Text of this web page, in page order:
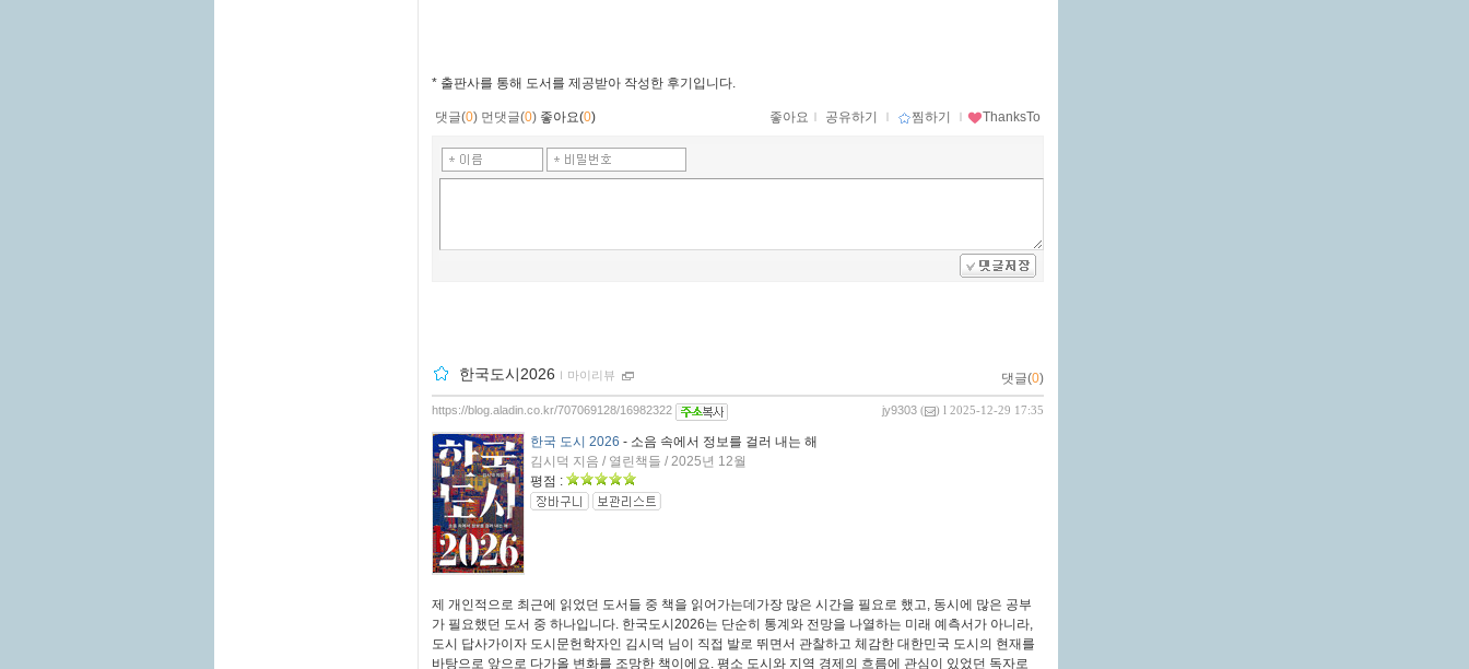
* 출판사를 통해 도서를 제공받아 작성한 후기입니다.
댓글(0) 먼댓글(0) 좋아요(0) 좋아요 ｌ 공유하기 ｌ 찜하기 ｌ ThanksTo
한국도시2026 ｌ 마이리뷰 댓글(0)
jy9303 ( ) l 2025-12-29 17:35
https://blog.aladin.co.kr/707069128/16982322
한국 도시 2026 - 소음 속에서 정보를 걸러 내는 해
김시덕 지음 / 열린책들 / 2025년 12월
평점 :
제 개인적으로 최근에 읽었던 도서들 중 책을 읽어가는데가장 많은 시간을 필요로 했고, 동시에 많은 공부
가 필요했던 도서 중 하나입니다. 한국도시2026는 단순히 통계와 전망을 나열하는 미래 예측서가 아니라,
도시 답사가이자 도시문헌학자인 김시덕 님이 직접 발로 뛰면서 관찰하고 체감한 대한민국 도시의 현재를
바탕으로 앞으로 다가올 변화를 조망한 책이에요. 평소 도시와 지역 경제의 흐름에 관심이 있었던 독자로